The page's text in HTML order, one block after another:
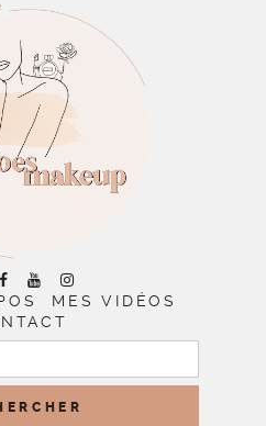
MES VIDÉOS
RECHERCHER :